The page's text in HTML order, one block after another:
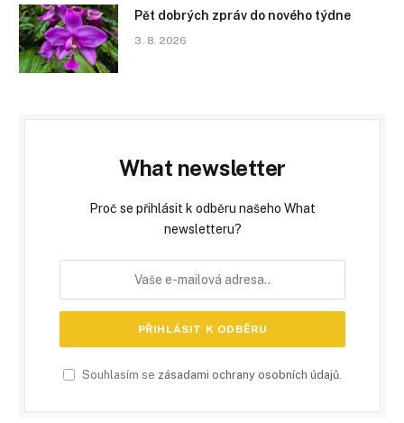
Pět dobrých zpráv do nového týdne
3. 8. 2026
What newsletter
Proč se přihlásit k odběru našeho What
newsletteru?
Souhlasím se zásadami ochrany osobních údajů